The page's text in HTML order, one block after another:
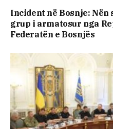
Incident në Bosnje:
grup i armatosur nga
Federatën e Bosnjës